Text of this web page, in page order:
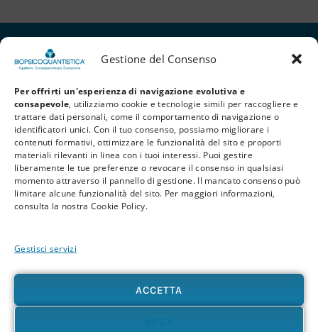
Gestione del Consenso
Per offrirti un'esperienza di navigazione evolutiva e
consapevole, utilizziamo cookie e tecnologie simili per raccogliere e
trattare dati personali, come il comportamento di navigazione o
identificatori unici. Con il tuo consenso, possiamo migliorare i
contenuti formativi, ottimizzare le funzionalità del sito e proporti
materiali rilevanti in linea con i tuoi interessi. Puoi gestire
liberamente le tue preferenze o revocare il consenso in qualsiasi
momento attraverso il pannello di gestione. Il mancato consenso può
limitare alcune funzionalità del sito. Per maggiori informazioni,
consulta la nostra Cookie Policy.
Gestisci servizi
ACCETTA
NEGA
Privacy Policy Cookie Policy Termini e Condizioni
© 2026 BioPsicoQuantistica® – Tutti i diritti riservati. Powered byAthena
Company
divulgativi associati alla BioPsicoQuantistica®, non sostituiscono in alcun modo
consulenze, diagnosi o trattamenti medici e psicologici. In presenza di patologie o disturbi
di qualunque natura – fisica, psicologica o emotiva – si raccomanda sempre di rivolgersi al
proprio medico o a un professionista sanitario qualificato. L’utente è pienamente